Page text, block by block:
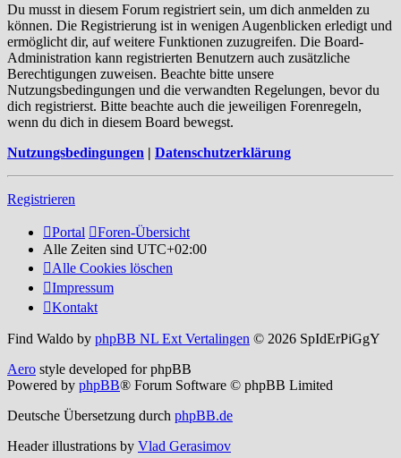
Du musst in diesem Forum registriert sein, um dich anmelden zu
können. Die Registrierung ist in wenigen Augenblicken erledigt und
ermöglicht dir, auf weitere Funktionen zuzugreifen. Die Board-
Administration kann registrierten Benutzern auch zusätzliche
Berechtigungen zuweisen. Beachte bitte unsere
Nutzungsbedingungen und die verwandten Regelungen, bevor du
dich registrierst. Bitte beachte auch die jeweiligen Forenregeln,
wenn du dich in diesem Board bewegst.
Nutzungsbedingungen | Datenschutzerklärung
Registrieren
Portal
Foren-Übersicht
Alle Zeiten sind UTC+02:00
Alle Cookies löschen
Impressum
Kontakt
Find Waldo by phpBB NL Ext Vertalingen © 2026 SpIdErPiGgY
Aero style developed for phpBB
Powered by phpBB® Forum Software © phpBB Limited
Deutsche Übersetzung durch phpBB.de
Header illustrations by Vlad Gerasimov